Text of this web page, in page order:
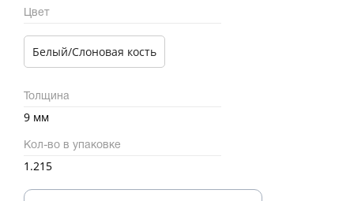
Цвет
Белый/Слоновая кость
Толщина
9 мм
Кол-во в упаковке
1.215